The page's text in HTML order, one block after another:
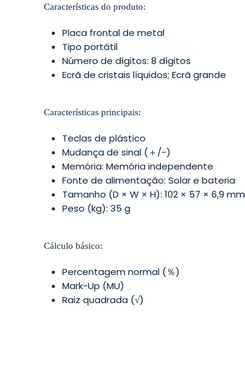
Características do produto:
Placa frontal de metal
Tipo portátil
Número de dígitos: 8 dígitos
Ecrã de cristais líquidos; Ecrã grande
Características principais:
Teclas de plástico
Mudança de sinal (＋/-)
Memória: Memória independente
Fonte de alimentação: Solar e bateria
Tamanho (D × W × H): 102 × 57 × 6,9 mm
Peso (kg): 35 g
Cálculo básico:
Percentagem normal (％)
Mark-Up (MU)
Raiz quadrada (√)